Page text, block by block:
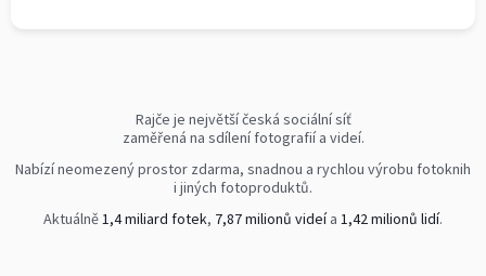
Rajče je největší česká sociální síť
zaměřená na sdílení fotografií a videí.
Nabízí neomezený prostor zdarma, snadnou a rychlou výrobu fotoknih
i jiných fotoproduktů.
Aktuálně1,4 miliard fotek, 7,87 milionů videía 1,42 milionů lidí.